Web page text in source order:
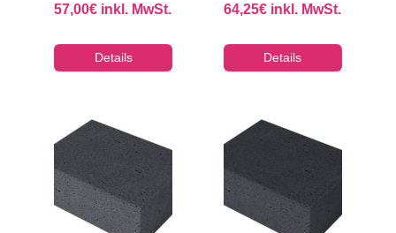
57,00€ inkl. MwSt.
Details
64,25€ inkl. MwSt.
Details